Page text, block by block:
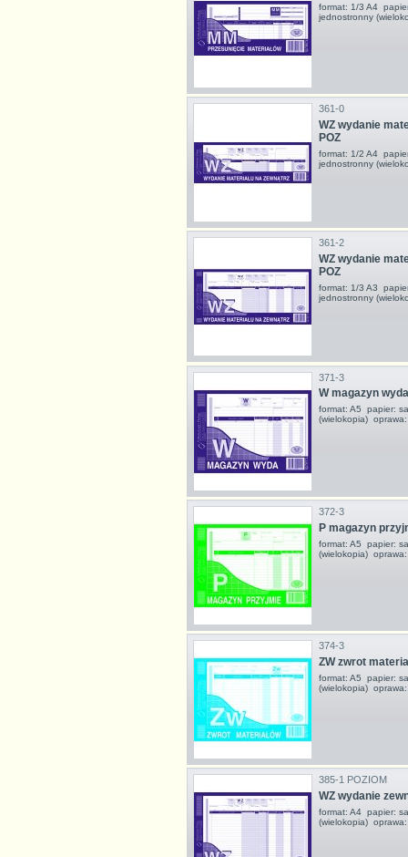
format: 1/3 A4
jednostronny
361-0
WZ wydanie
POZ
format: 1/2 A4
jednostronny
361-2
WZ wydanie
POZ
format: 1/3 A3
jednostronny
371-3
W magazyn
format: A5 papier:
(wielokopia)
372-3
P magazyn
format: A5 papier:
(wielokopia)
374-3
ZW zwrot
format: A5 papier:
(wielokopia)
385-1 POZIOM
WZ wydanie
format: A4 papier:
(wielokopia)